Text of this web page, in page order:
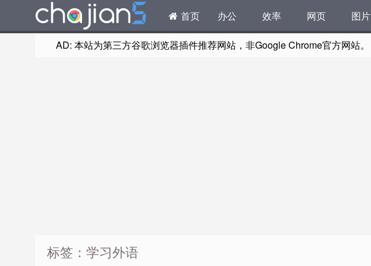
首页 办公 效率 网页 图片
AD: 本站为第三方谷歌浏览器插件推荐网站，非Google Chrome官方网站。
标签：学习外语